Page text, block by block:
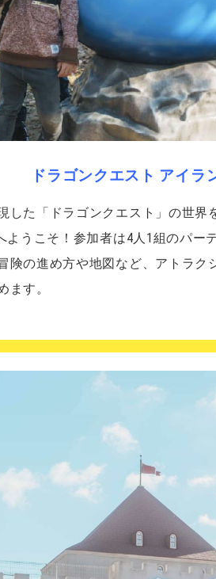
ドラゴンクエスト アイラ
した「ドラゴンクエスト」の世
うこそ！ 参加者は4人1組のパー
険の進め方や地図など、アトラ
ます。